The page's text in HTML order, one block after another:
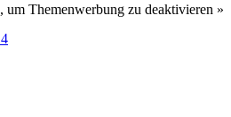
, um Themenwerbung zu deaktivieren »